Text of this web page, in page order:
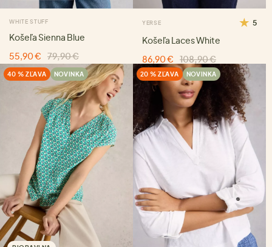
WHITE STUFF
Košeľa Sienna Blue
55,90 €
79,90 €
YERSE 5
Košeľa Laces White
86,90 €
108,90 €
40 % ZĽAVA NOVINKA 20 % ZĽAVA NOVINKA